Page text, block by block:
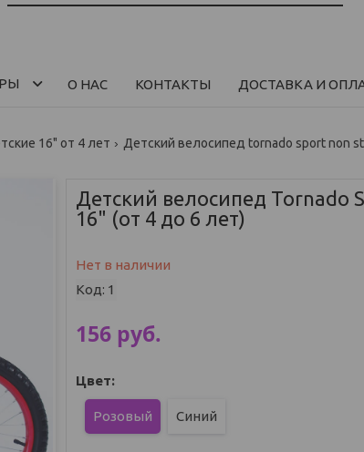
О НАС КОНТАКТЫ ДОСТАВКА И
16" от 4 лет Детский велосипед tornado sport non
Детский велосипед Tornado
16" (от 4 до 6 лет)
Нет в наличии
Код: 1
156 руб.
Цвет:
Розовый Синий